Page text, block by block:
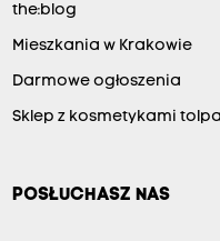
the:blog
Mieszkania w Krakowie
Darmowe ogłoszenia
Sklep z kosmetykami
POSŁUCHASZ NAS